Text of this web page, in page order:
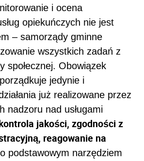
i ocena
opiekuńczych nie jest
– samorządy gminne
wszystkich zadań z
społecznej. Obowiązek
jedynie i
już realizowane przez
nadzoru nad usługami
jakości, zgodności z
reagowanie na
podstawowym narzędziem